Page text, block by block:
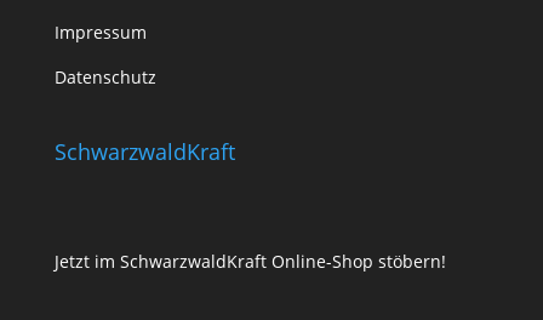
Impressum
Datenschutz
SchwarzwaldKraft
Jetzt im SchwarzwaldKraft Online-Shop stöbern!